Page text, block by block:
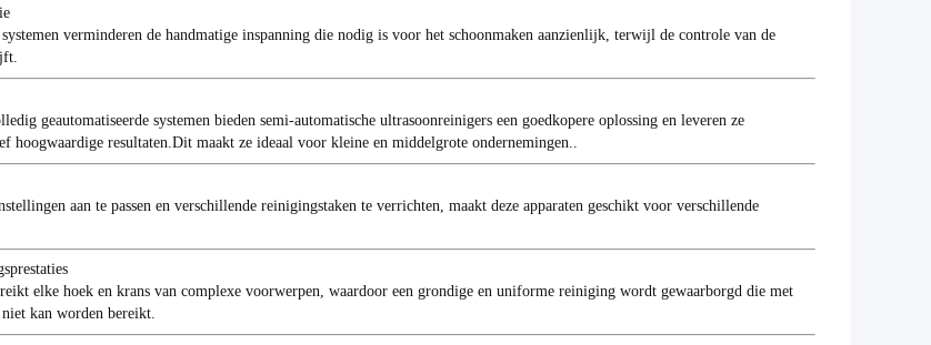
verminderen de handmatige inspanning die nodig is voor het schoonmaken aanzienlijk, terwijl de controle van de
geautomatiseerde systemen bieden semi-automatische ultrasoonreinigers een goedkopere oplossing en leveren ze
hoogwaardige resultaten.Dit maakt ze ideaal voor kleine en middelgrote ondernemingen..
aan te passen en verschillende reinigingstaken te verrichten, maakt deze apparaten geschikt voor verschillende
elke hoek en krans van complexe voorwerpen, waardoor een grondige en uniforme reiniging wordt gewaarborgd die met
kan worden bereikt.